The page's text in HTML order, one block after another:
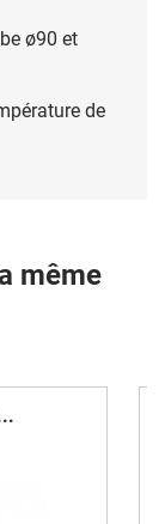
ø90 et
de
même